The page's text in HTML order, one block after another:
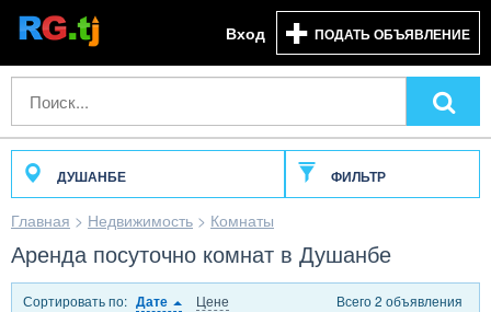
Вход ПОДАТЬ ОБЪЯВЛЕНИЕ
ДУШАНБЕ ФИЛЬТР
Главная > Недвижимость > Комнаты
Аренда посуточно комнат в Душанбе
Сортировать по: Дате
Цене
Всего 2 объявления